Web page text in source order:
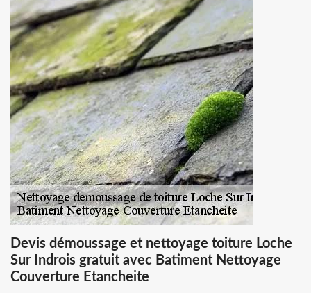
Devis démoussage et nettoyage toiture Loche
Sur Indrois gratuit avec Batiment Nettoyage
Couverture Etancheite